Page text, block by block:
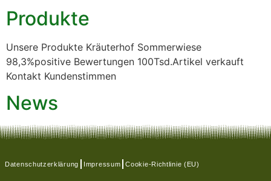
Produkte
Unsere Produkte Kräuterhof Sommerwiese
98,3%positive Bewertungen 100Tsd.Artikel verkauft
Kontakt Kundenstimmen
News
Datenschutzerklärung Impressum Cookie-Richtlinie (EU)